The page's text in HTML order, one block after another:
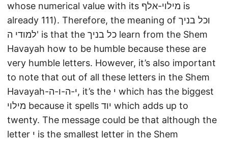
whose numerical value with its מילוי-אלף is
already 111). Therefore, the meaning of וכל בניך
למודי ה' is that the כל בניך learn from the Shem
Havayah how to be humble because these are
very humble letters. However, it’s also important
to note that out of all these letters in the Shem
Havayah-י-ה-ו-ה, it’s the י which has the biggest
מילוי because it spells יוד which adds up to
twenty. The message could be that although the
letter י is the smallest letter in the Shem